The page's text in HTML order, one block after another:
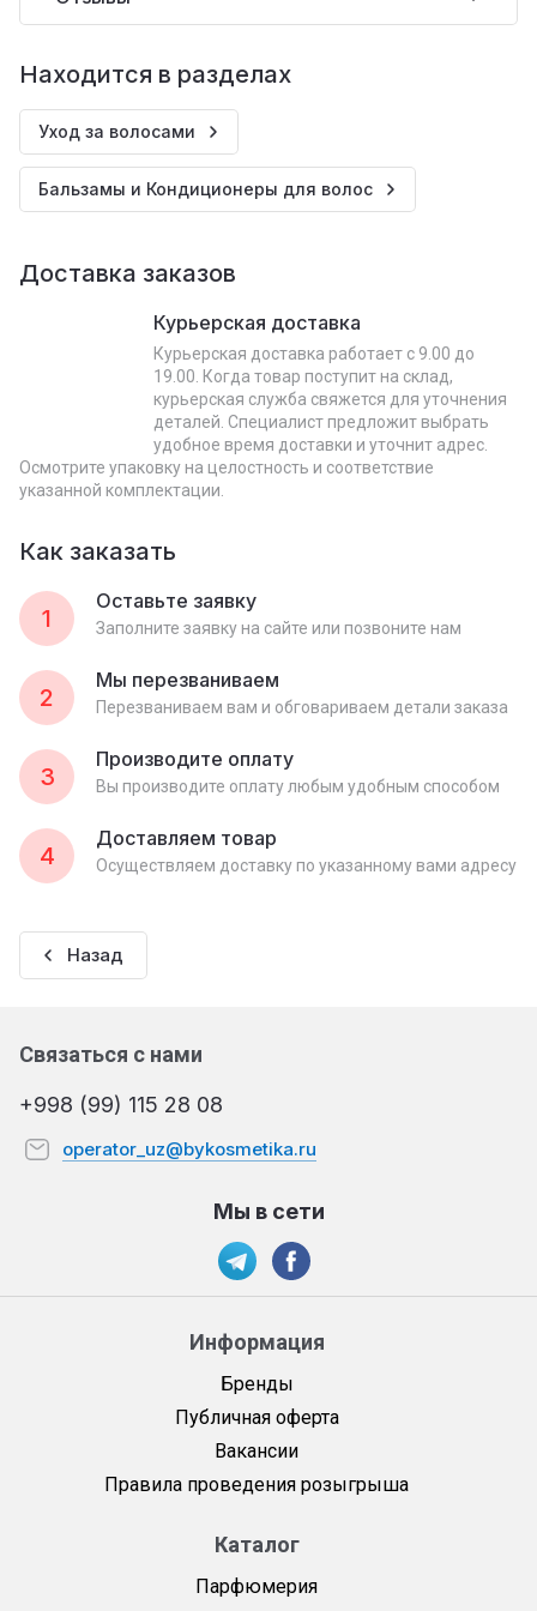
Находится в разделах
Уход за волосами
Бальзамы и Кондиционеры для волос
Доставка заказов
Курьерская доставка
Курьерская доставка работает с 9.00 до
19.00. Когда товар поступит на склад,
курьерская служба свяжется для уточнения
деталей. Специалист предложит выбрать
удобное время доставки и уточнит адрес.
Осмотрите упаковку на целостность и соответствие
указанной комплектации.
Как заказать
1
Оставьте заявку
Заполните заявку на сайте или позвоните нам
2
Мы перезваниваем
Перезваниваем вам и обговариваем детали заказа
3
Производите оплату
Вы производите оплату любым удобным способом
4
Доставляем товар
Осуществляем доставку по указанному вами адресу
Назад
Информация
Бренды
Публичная оферта
Вакансии
Правила проведения розыгрыша
Каталог
Парфюмерия
Связаться с нами
+998 (99) 115 28 08
operator_uz@bykosmetika.ru
Мы в сети